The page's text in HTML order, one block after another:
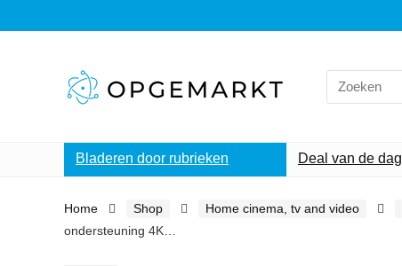
Search
for:
Bladeren door rubrieken Deal van de dag
Home Shop Home cinema, tv and video
ondersteuning 4K…